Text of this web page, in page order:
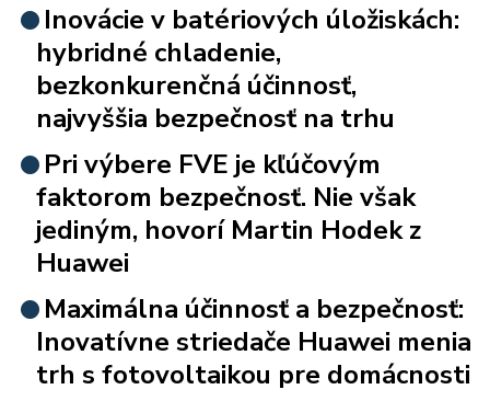
Inovácie v batériových úložiskách:
hybridné chladenie,
bezkonkurenčná účinnosť,
najvyššia bezpečnosť na trhu
Pri výbere FVE je kľúčovým
faktorom bezpečnosť. Nie však
jediným, hovorí Martin Hodek z
Huawei
Maximálna účinnosť a bezpečnosť:
Inovatívne striedače Huawei menia
trh s fotovoltaikou pre domácnosti